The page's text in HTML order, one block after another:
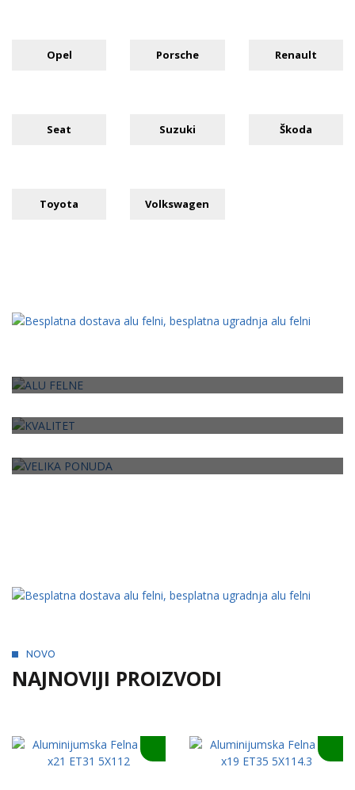
Opel Porsche Renault
Seat Suzuki Škoda
Toyota Volkswagen
KVALITET
VELIKA PONUDA
NOVO
NAJNOVIJI PROIZVODI